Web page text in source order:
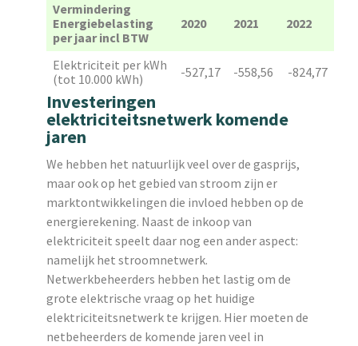
Vermindering
Energiebelasting
per jaar incl BTW
2020 2021 2022
Elektriciteit per kWh
(tot 10.000 kWh)
-527,17 -558,56 -824,77
Investeringen
elektriciteitsnetwerk komende
jaren
We hebben het natuurlijk veel over de gasprijs,
maar ook op het gebied van stroom zijn er
marktontwikkelingen die invloed hebben op de
energierekening. Naast de inkoop van
elektriciteit speelt daar nog een ander aspect:
namelijk het stroomnetwerk.
Netwerkbeheerders hebben het lastig om de
grote elektrische vraag op het huidige
elektriciteitsnetwerk te krijgen. Hier moeten de
netbeheerders de komende jaren veel in